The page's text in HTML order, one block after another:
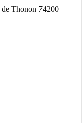
Thonon 74200